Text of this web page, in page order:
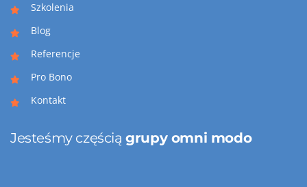
Szkolenia
Blog
Referencje
Pro Bono
Kontakt
Jesteśmy częściągrupy omni modo